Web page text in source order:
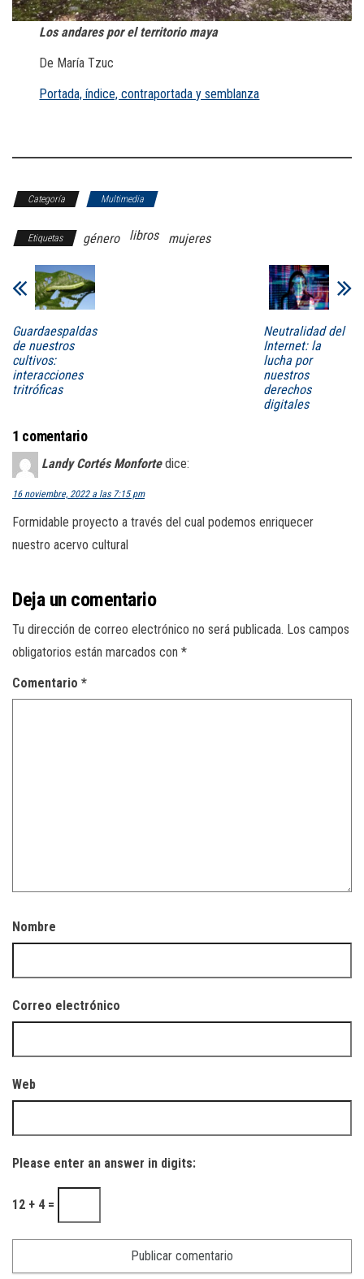
Los andares por el territorio maya
De María Tzuc
Portada, índice, contraportada y semblanza
Categoría Multimedia
Etiquetas género libros mujeres
Guardaespaldas
de nuestros
cultivos:
interacciones
tritróficas
Neutralidad del
Internet: la
lucha por
nuestros
derechos
digitales
1 comentario
Landy Cortés Monforte dice:
16 noviembre, 2022 a las 7:15 pm
Formidable proyecto a través del cual podemos enriquecer
nuestro acervo cultural
Deja un comentario
Tu dirección de correo electrónico no será publicada. Los campos
obligatorios están marcados con *
Comentario *
Nombre
Correo electrónico
Web
Please enter an answer in digits:
12 + 4 =